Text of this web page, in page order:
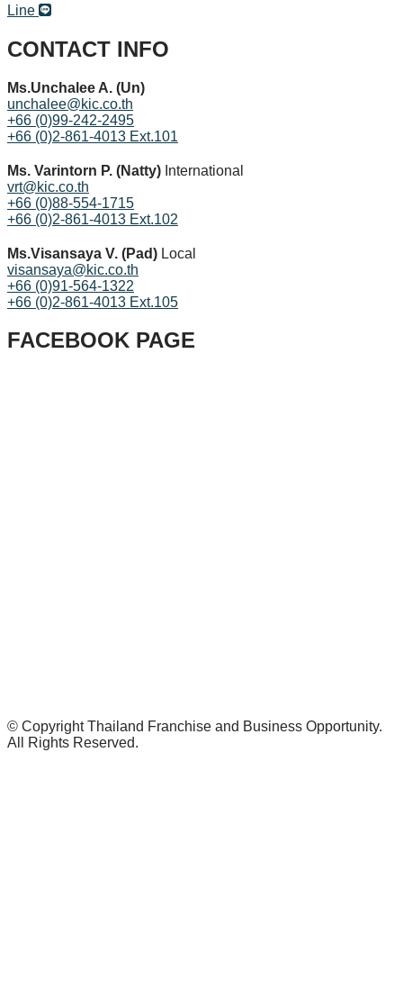
Line
CONTACT INFO
Ms.Unchalee A. (Un)
unchalee@kic.co.th
+66 (0)99-242-2495
+66 (0)2-861-4013 Ext.101
Ms. Varintorn P. (Natty) International
vrt@kic.co.th
+66 (0)88-554-1715
+66 (0)2-861-4013 Ext.102
Ms.Visansaya V. (Pad) Local
visansaya@kic.co.th
+66 (0)91-564-1322
+66 (0)2-861-4013 Ext.105
FACEBOOK PAGE
© Copyright Thailand Franchise and Business Opportunity.
All Rights Reserved.